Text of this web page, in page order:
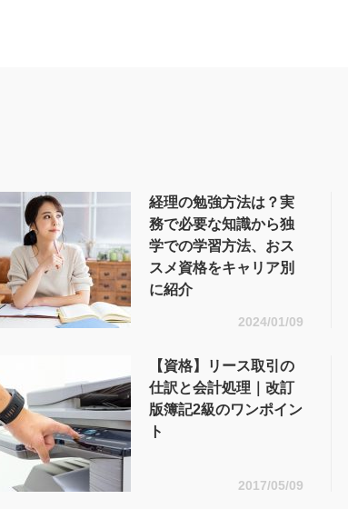
経理の勉強方法は？実
務で必要な知識から独
学での学習方法、おス
スメ資格をキャリア別
に紹介
2024/01/09
【資格】リース取引の
仕訳と会計処理｜改訂
版簿記2級のワンポイン
ト
2017/05/09